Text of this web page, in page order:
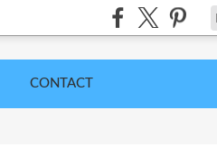
CONTACT